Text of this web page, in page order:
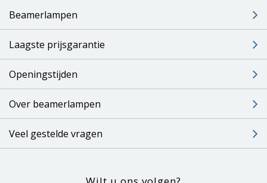
Beamerlampen
Laagste prijsgarantie
Openingstijden
Over beamerlampen
Veel gestelde vragen